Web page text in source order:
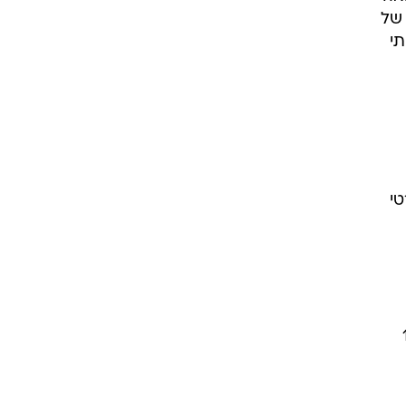
של
כ-1.92